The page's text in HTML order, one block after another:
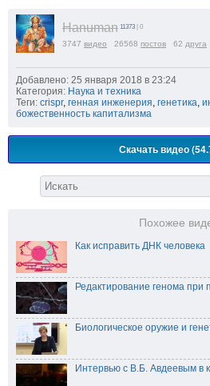
Hanuman 11373 | 0
3747 видео 26568 постов 62 друга
Добавлено: 25 января 2018 в 23:24
Категория: Наука и техника
Теги: crispr, генная инженерия, генетика,
божественность капитализма
Скачать видео
Похожее
Как исправить ДНК человека
Редактирование генома при
Биологическое оружие и
Интервью с В.Б. Авдеевым в